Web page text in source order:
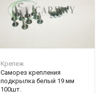
Крепеж
Саморез крепления
подкрылка белый 19 мм
100шт.